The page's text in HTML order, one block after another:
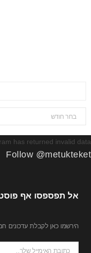
ארכיון
has returned invalid data.
Follow @metukteket
אל תפספסו אף
הירשמו כאן לקבלת עדכונים